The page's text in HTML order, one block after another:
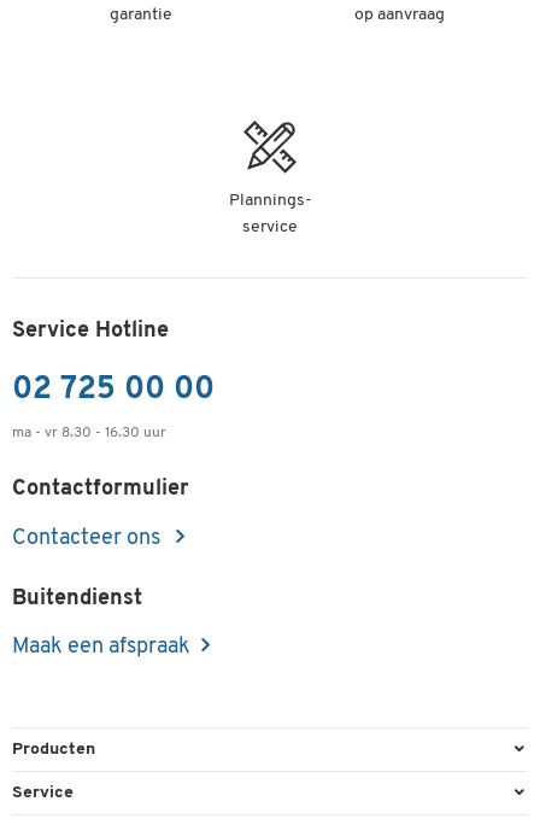
garantie
op aanvraag
Plannings-
service
Service Hotline
02 725 00 00
ma - vr 8.30 - 16.30 uur
Contactformulier
Contacteer ons
Buitendienst
Maak een afspraak
Producten
Kantoorbenodigdheden
Service